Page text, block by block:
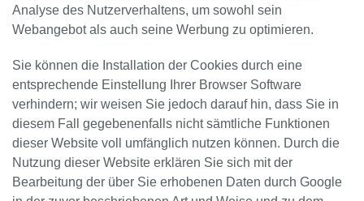
Analyse des Nutzerverhaltens, um sowohl sein
Webangebot als auch seine Werbung zu optimieren.
Sie können die Installation der Cookies durch eine
entsprechende Einstellung Ihrer Browser Software
verhindern; wir weisen Sie jedoch darauf hin, dass Sie in
diesem Fall gegebenenfalls nicht sämtliche Funktionen
dieser Website voll umfänglich nutzen können. Durch die
Nutzung dieser Website erklären Sie sich mit der
Bearbeitung der über Sie erhobenen Daten durch Google